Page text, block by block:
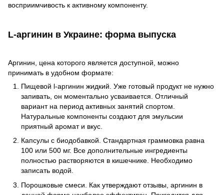
восприимчивость к активному компоненту.
L-аргинин в Украине: форма выпуска
Аргинин, цена которого является доступной, можно
принимать в удобном формате:
Пищевой l-аргинин жидкий. Уже готовый продукт не нужно
запивать, он моментально усваивается. Отличный
вариант на период активных занятий спортом.
Натуральные компоненты создают для эмульсии
приятный аромат и вкус.
Капсулы с биодобавкой. Стандартная граммовка равна
100 или 500 мг. Все дополнительные ингредиенты
полностью растворяются в кишечнике. Необходимо
записать водой.
Порошковые смеси. Как утверждают отзывы, аргинин в